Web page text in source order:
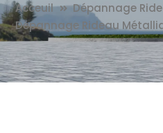
Acceuil
Dépannage
Dépannage Rideau